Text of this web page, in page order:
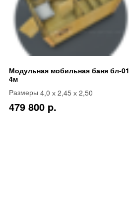
Модульная мобильная баня бл-01
4м
Размеры 4,0 х 2,45 х 2,50
479 800 p.